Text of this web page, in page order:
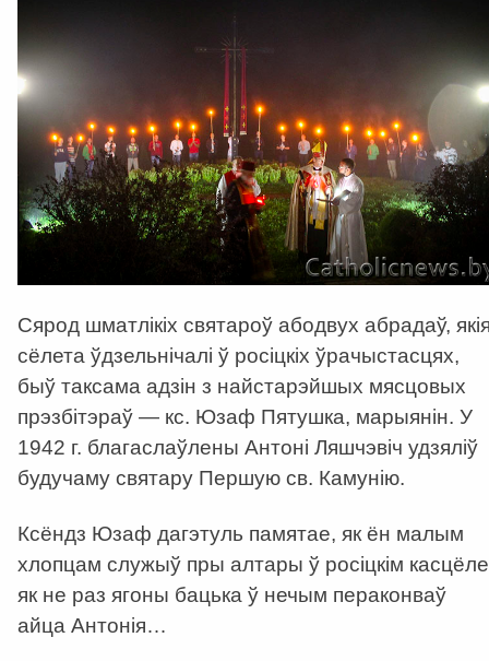
Сярод шматлікіх святароў абодвух абрадаў,
сёлета ўдзельнічалі ў росіцкіх ўрачыстасцях,
быў таксама адзін з найстарэйшых мясцовых
прэзбітэраў — кс. Юзаф Пятушка, марыянін. У
1942 г. благаслаўлены Антоні Ляшчэвіч удзяліў
будучаму святару Першую св. Камунію.
Ксёндз Юзаф дагэтуль памятае, як ён малым
хлопцам служыў пры алтары ў росіцкім
як не раз ягоны бацька ў нечым пераконваў
айца Антонія…